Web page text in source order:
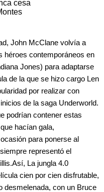
cesa
John McClane volvía a
héroes contemporáneos en
Jones) para adaptarse
de la que se hizo cargo Len
por realizar con
de la saga Underworld.
podrían contener estas
hacían gala,
para ponerse al
representó el
La jungla 4.0
cien por cien disfrutable,
desmelenada, con un Bruce